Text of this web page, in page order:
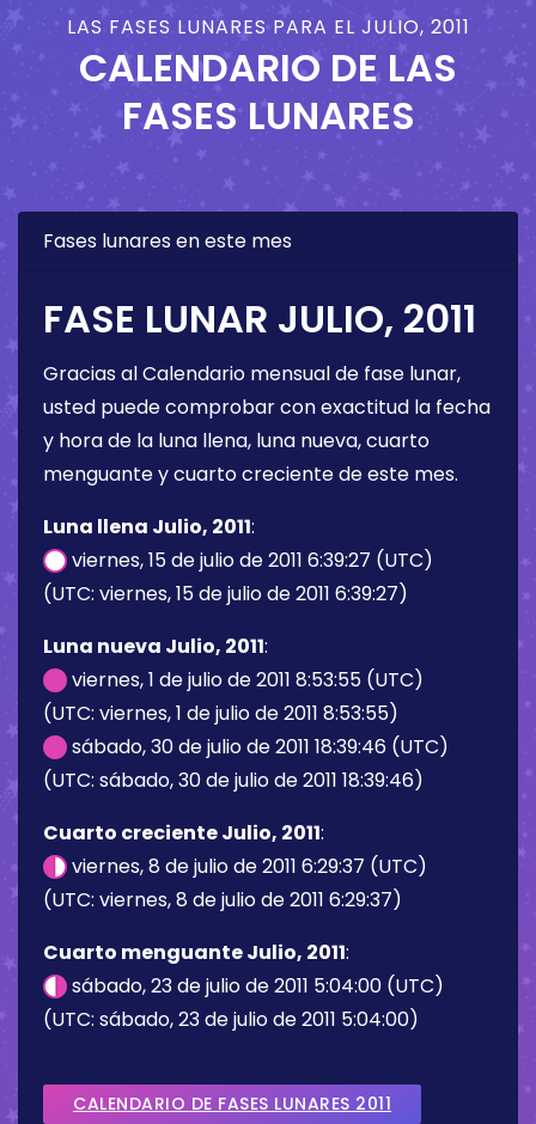
LAS FASES LUNARES PARA EL JULIO, 2011
CALENDARIO DE LAS
FASES LUNARES
Fases lunares en este mes
FASE LUNAR JULIO, 2011
Gracias al Calendario mensual de fase lunar,
usted puede comprobar con exactitud la fecha
y hora de la luna llena, luna nueva, cuarto
menguante y cuarto creciente de este mes.
Luna llena Julio, 2011:
viernes, 15 de julio de 2011 6:39:27 (UTC)
(UTC: viernes, 15 de julio de 2011 6:39:27)
Luna nueva Julio, 2011:
viernes, 1 de julio de 2011 8:53:55 (UTC)
(UTC: viernes, 1 de julio de 2011 8:53:55)
sábado, 30 de julio de 2011 18:39:46 (UTC)
(UTC: sábado, 30 de julio de 2011 18:39:46)
Cuarto creciente Julio, 2011:
viernes, 8 de julio de 2011 6:29:37 (UTC)
(UTC: viernes, 8 de julio de 2011 6:29:37)
Cuarto menguante Julio, 2011:
sábado, 23 de julio de 2011 5:04:00 (UTC)
(UTC: sábado, 23 de julio de 2011 5:04:00)
CALENDARIO DE FASES LUNARES 2011